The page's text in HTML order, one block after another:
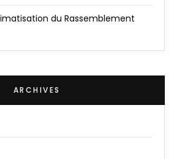
du Rassemblement
ARCHIVES